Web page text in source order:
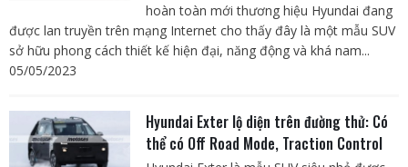
hoàn toàn mới thương hiệu Hyundai đang
được lan truyền trên mạng Internet cho thấy đây là một mẫu SUV
sở hữu phong cách thiết kế hiện đại, năng động và khá nam...
05/05/2023
Hyundai Exter lộ diện trên đường thử: Có
thể có Off Road Mode, Traction Control